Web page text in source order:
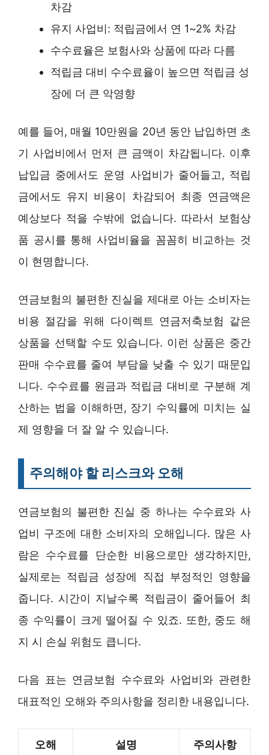
차감
유지 사업비: 적립금에서 연 1~2% 차감
수수료율은 보험사와 상품에 따라 다름
적립금 대비 수수료율이 높으면 적립금 성
장에 더 큰 악영향
예를 들어, 매월 10만원을 20년 동안 납입하면 초
기 사업비에서 먼저 큰 금액이 차감됩니다. 이후
납입금 중에서도 운영 사업비가 줄어들고, 적립
금에서도 유지 비용이 차감되어 최종 연금액은
예상보다 적을 수밖에 없습니다. 따라서 보험상
품 공시를 통해 사업비율을 꼼꼼히 비교하는 것
이 현명합니다.
연금보험의 불편한 진실을 제대로 아는 소비자는
비용 절감을 위해 다이렉트 연금저축보험 같은
상품을 선택할 수도 있습니다. 이런 상품은 중간
판매 수수료를 줄여 부담을 낮출 수 있기 때문입
니다. 수수료를 원금과 적립금 대비로 구분해 계
산하는 법을 이해하면, 장기 수익률에 미치는 실
제 영향을 더 잘 알 수 있습니다.
주의해야 할 리스크와 오해
연금보험의 불편한 진실 중 하나는 수수료와 사
업비 구조에 대한 소비자의 오해입니다. 많은 사
람은 수수료를 단순한 비용으로만 생각하지만,
실제로는 적립금 성장에 직접 부정적인 영향을
줍니다. 시간이 지날수록 적립금이 줄어들어 최
종 수익률이 크게 떨어질 수 있죠. 또한, 중도 해
지 시 손실 위험도 큽니다.
다음 표는 연금보험 수수료와 사업비와 관련한
대표적인 오해와 주의사항을 정리한 내용입니다.
오해 설명 주의사항